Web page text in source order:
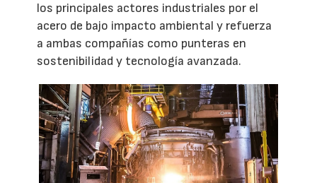
los principales actores industriales por el
acero de bajo impacto ambiental y refuerza
a ambas compañías como punteras en
sostenibilidad y tecnología avanzada.